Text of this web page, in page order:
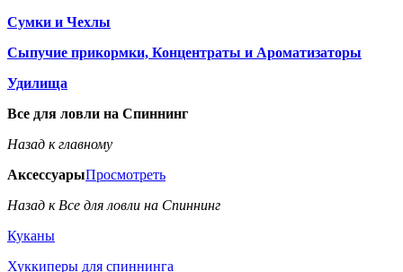
Сумки и Чехлы
Сыпучие прикормки, Концентраты и Ароматизаторы
Удилища
Все для ловли на Спиннинг
Назад к главному
АксессуарыПросмотреть
Назад к Все для ловли на Спиннинг
Куканы
Хуккиперы для спиннинга